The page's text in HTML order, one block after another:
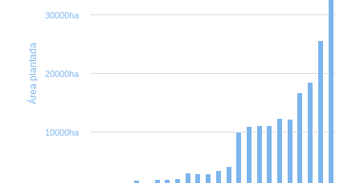
Área plantada
10000ha
20000ha
30000ha